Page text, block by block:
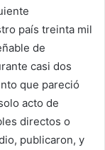
país treinta mil
de
casi dos
que pareció
acto de
directos o
publicaron, y